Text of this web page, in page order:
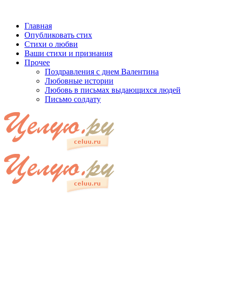
Главная
Опубликовать стих
Стихи о любви
Ваши стихи и признания
Прочее
Поздравления с днем Валентина
Любовные истории
Любовь в письмах выдающихся людей
Письмо солдату